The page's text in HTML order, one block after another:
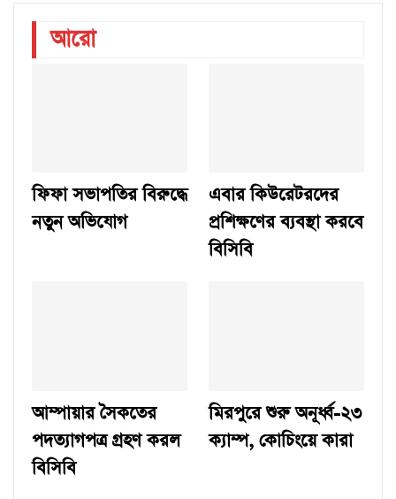
আরো
ফিফা সভাপতির বিরুদ্ধে
নতুন অভিযোগ
এবার কিউরেটরদের
প্রশিক্ষণের ব্যবস্থা করবে
বিসিবি
আম্পায়ার সৈকতের
পদত্যাগপত্র গ্রহণ করল
বিসিবি
মিরপুরে শুরু অনূর্ধ্ব-২৩
ক্যাম্প, কোচিংয়ে কারা